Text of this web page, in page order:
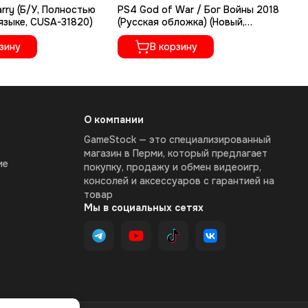
(Б/У, Полностью
CUSA-31820)
PS4 God of War / Бог Войны 2018
(Русская обложка) (Новый,
Полностью на русском языке,
CUSA-07412)
В корзину
О компании
GameStock — это специализированный
магазин в Перми, который предлагает
покупку, продажу и обмен видеоигр,
консолей и аксессуаров с гарантией на
товар
Мы в социальных сетях